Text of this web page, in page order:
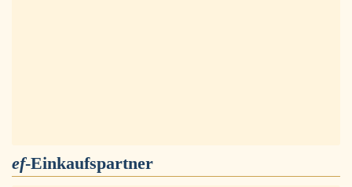
ef-Einkaufspartner